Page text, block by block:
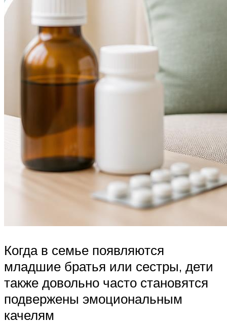
Когда в семье появляются
младшие братья или сестры, дети
также довольно часто становятся
подвержены эмоциональным
качелям